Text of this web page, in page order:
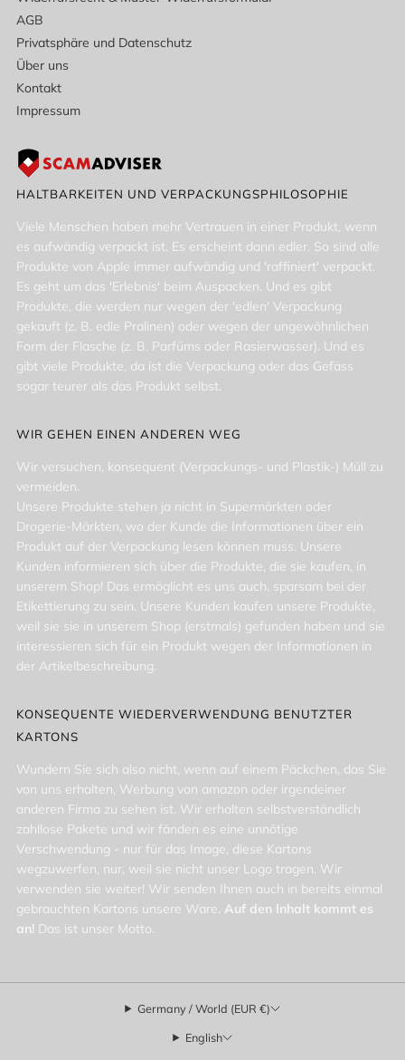
AGB
Privatsphäre und Datenschutz
Über uns
Kontakt
Impressum
HALTBARKEITEN UND VERPACKUNGSPHILOSOPHIE
Viele Menschen haben mehr Vertrauen in einer Produkt, wenn
es aufwändig verpackt ist. Es erscheint dann edler. So sind alle
Produkte von Apple immer aufwändig und 'raffiniert' verpackt.
Es geht um das 'Erlebnis' beim Auspacken. Und es gibt
Produkte, die werden nur wegen der 'edlen' Verpackung
gekauft (z. B. edle Pralinen) oder wegen der ungewöhnlichen
Form der Flasche (z. B. Parfüms oder Rasierwasser). Und es
gibt viele Produkte, da ist die Verpackung oder das Gefäss
sogar teurer als das Produkt selbst.
WIR GEHEN EINEN ANDEREN WEG
Wir versuchen, konsequent (Verpackungs- und Plastik-) Müll zu
vermeiden.
Unsere Produkte stehen ja nicht in Supermärkten oder
Drogerie-Märkten, wo der Kunde die Informationen über ein
Produkt auf der Verpackung lesen können muss. Unsere
Kunden informieren sich über die Produkte, die sie kaufen, in
unserem Shop! Das ermöglicht es uns auch, sparsam bei der
Etikettierung zu sein. Unsere Kunden kaufen unsere Produkte,
weil sie sie in unserem Shop (erstmals) gefunden haben und sie
interessieren sich für ein Produkt wegen der Informationen in
der Artikelbeschreibung.
KONSEQUENTE WIEDERVERWENDUNG BENUTZTER
KARTONS
Wundern Sie sich also nicht, wenn auf einem Päckchen, das Sie
von uns erhalten, Werbung von amazon oder irgendeiner
anderen Firma zu sehen ist. Wir erhalten selbstverständlich
zahllose Pakete und wir fänden es eine unnötige
Verschwendung - nur für das Image, diese Kartons
wegzuwerfen, nur, weil sie nicht unser Logo tragen. Wir
verwenden sie weiter! Wir senden Ihnen auch in bereits einmal
gebrauchten Kartons unsere Ware. Auf den Inhalt kommt es
an! Das ist unser Motto.
Germany / World (EUR €)
English